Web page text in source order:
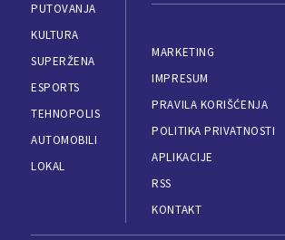
PUTOVANJA
KULTURA
SUPERŽENA
ESPORTS
TEHNOPOLIS
AUTOMOBILI
LOKAL
MARKETING
IMPRESUM
PRAVILA KORIŠĆENJA
POLITIKA PRIVATNOSTI
APLIKACIJE
RSS
KONTAKT